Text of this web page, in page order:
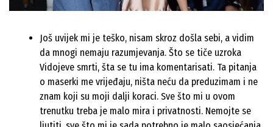
Još uvijek mi je teško, nisam skroz došla sebi, a vidim
da mnogi nemaju razumjevanja. Što se tiče uzroka
Vidojeve smrti, šta se tu ima komentarisati. Ta pitanja
o maserki me vrijeđaju, ništa neću da preduzimam i ne
znam koji su moji dalji koraci. Sve što mi u ovom
trenutku treba je malo mira i privatnosti. Nemojte se